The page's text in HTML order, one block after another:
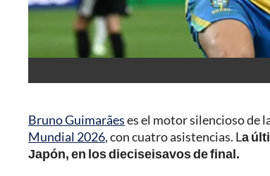
Bruno Guimarãeses el motor silencioso de
Mundial 2026, con cuatro asistencias. La
Japón, en los dieciseisavos de final.